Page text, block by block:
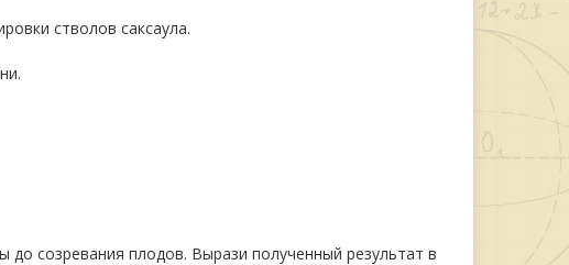
стволов саксаула.
созревания плодов. Вырази полученный результат в